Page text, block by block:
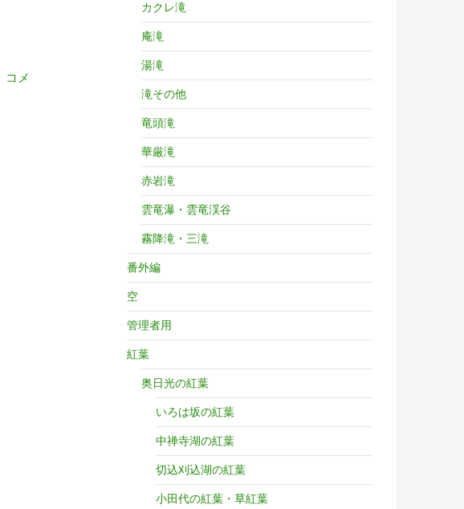
コメ
カクレ滝
庵滝
湯滝
滝その他
竜頭滝
華厳滝
赤岩滝
雲竜瀑・雲竜渓谷
霧降滝・三滝
番外編
空
管理者用
紅葉
奥日光の紅葉
いろは坂の紅葉
中禅寺湖の紅葉
切込刈込湖の紅葉
小田代の紅葉・草紅葉